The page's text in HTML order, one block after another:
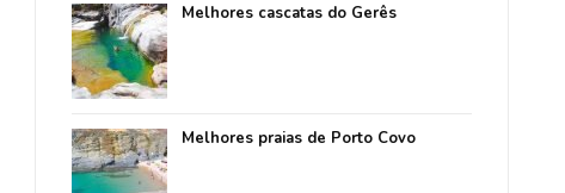
Melhores cascatas do Gerês
Melhores praias de Porto Covo